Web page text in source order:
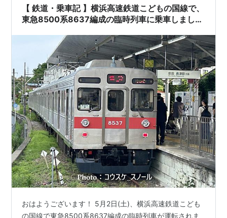
ため、現地の混雑状況や天候の実感は断定しない。 この
記事の要点 谷川岳山開き202…
【 鉄道・乗車記 】横浜高速鉄道こどもの国線で、
東急8500系8637編成の臨時列車に乗車しまし
おはようございます！ 5月2日(土)、横浜高速鉄道こども
の国線で東急8500系8637編成の臨時列車が運転されま